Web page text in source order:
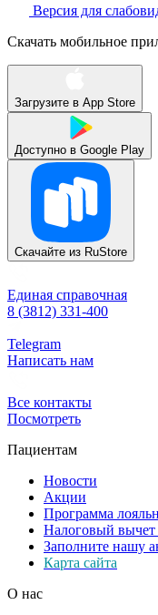
Версия для
Скачать мобильное
Загрузите в App Store
Доступно в Google Play
Скачайте из RuStore
Единая справочная
8 (3812) 331-400
Telegram
Написать нам
Все контакты
Посмотреть
Пациентам
Новости
Акции
Программа
Налоговый вычет
Заполните нашу
Карта сайта
О нас